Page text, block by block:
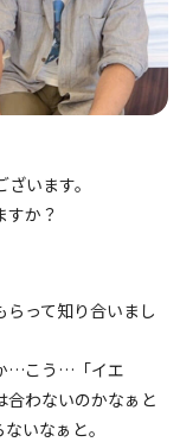
います。
すか？
って知り合いまし
…こう…「イエ
合わないのかなぁと
いなぁと。